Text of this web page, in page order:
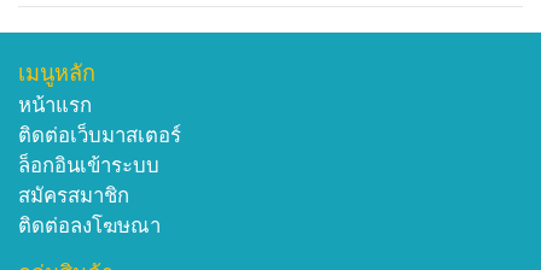
เมนูหลัก
หน้าแรก
ติดต่อเว็บมาสเตอร์
ล็อกอินเข้าระบบ
สมัครสมาชิก
ติดต่อลงโฆษณา